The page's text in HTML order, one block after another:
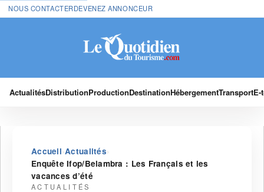
NOUS CONTACTERDEVENEZ ANNONCEUR
ActualitésDistributionProductionDestinationHébergementTransport
Accueil›Actualités›
Enquête Ifop/Belambra : Les Français et les
vacances d’été
ACTUALITÉS